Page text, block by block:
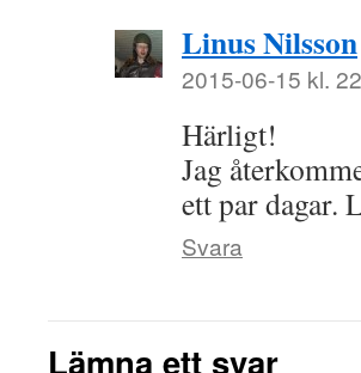
Linus Nilsson
2015-06-15 kl.
Härligt!
Jag
ett par dagar.
Svara
Lämna ett svar